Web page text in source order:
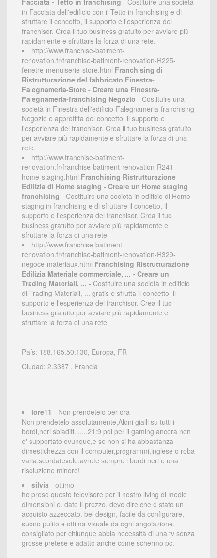
Facciata - Tetto in franchising - Costituire una società
in Facciata dell'edificio con il Tetto in franchising e di
sfruttare il concetto, il supporto e l'esperienza del
franchisor. Crea il tuo business gratuito per avviare più
rapidamente e sfruttare la forza di una rete.
http://www.franchise-batiment-
renovation.fr/franchise-batiment-renovation-R225-
fenetre-menuiserie-store.html Franchising di
Ristrutturazione del fabbricato Finestra-
Falegnameria-Store - Creare una Finestra-
Falegnameria-franchising Negozio - Costituire una
società in Finestra dell'edificio-Falegnameria-franchising
Negozio e approfitta del concetto, il supporto e
l'esperienza del franchisor. Crea il tuo business gratuito
per avviare più rapidamente e sfruttare la forza di una
rete.
http://www.franchise-batiment-
renovation.fr/franchise-batiment-renovation-R241-
home-staging.html Franchising Ristrutturazione
Edilizia di Home staging - Creare un Home staging
franchising - Costituire una società in edificio di Home
staging in franchising e di sfruttare il concetto, il
supporto e l'esperienza del franchisor. Crea il tuo
business gratuito per avviare più rapidamente e
sfruttare la forza di una rete.
http://www.franchise-batiment-
renovation.fr/franchise-batiment-renovation-R329-
negoce-materiaux.html Franchising Ristrutturazione
Edilizia Materiale commerciale, ... - Creare un
Trading Materiali, ... - Costituire una società in edificio
di Trading Materiali, ... gratis e sfrutta il concetto, il
supporto e l'esperienza del franchisor. Crea il tuo
business gratuito per avviare più rapidamente e
sfruttare la forza di una rete.
País: 188.165.50.130, Europa, FR
Ciudad: 2.3387 , Francia
lore11 - Non prendetelo per ora
Non prendetelo assolutamente,Aloni gialli su tutti i
bordi,neri sbiaditi.......21:9 poi per il gaming ancora non
e' supportato ovunque,e se non si ha abbastanza
dimestichezza con il computer,programmi,inglese o roba
varia,scordatevelo,avrete sempre i bordi neri e una
risoluzione minore!
silvia - ottimo
ho preso questo televisore per il nostro living di medie
dimensioni e, dato il prezzo, devo dire che è stato un
acquisto azzeccato. bel design, facile da configurare,
suono pulito e ottima visuale da ogni angolazione.
consigliato per chiunque abbia necessità di una tv senza
grosse pretese e adatto anche come schermo pc.